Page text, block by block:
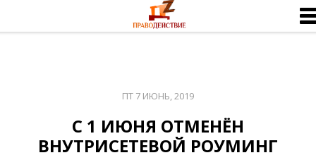
ПТ 7 ИЮНЬ, 2019
С 1 ИЮНЯ ОТМЕНЁН
ВНУТРИСЕТЕВОЙ РОУМИНГ